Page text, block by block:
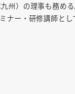
州）の理事も務め
ナー・研修講師とし